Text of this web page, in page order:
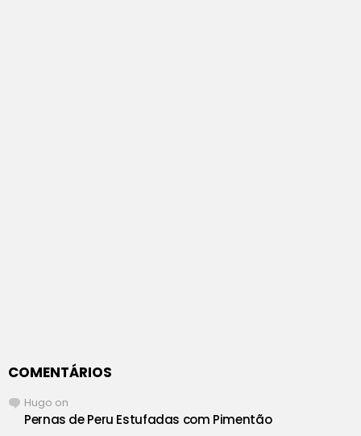
COMENTÁRIOS
Hugo on
Pernas de Peru Estufadas com Pimentão